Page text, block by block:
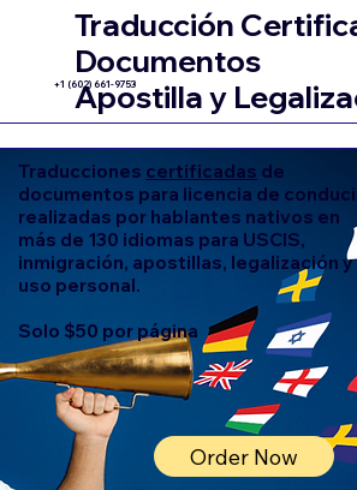
Traducción
Documentos
Apostilla y
+1 (602) 661-9753
Traducciones certificadas de
documentos para licencia de
realizadas por hablantes nativos en
más de 130 idiomas para USCIS,
inmigración, apostillas, legalización y
uso personal.
Solo $50 por página
Order Now